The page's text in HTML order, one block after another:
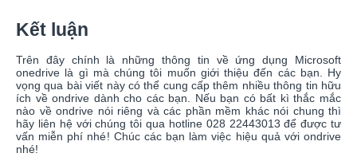
Kết luận
Trên đây chính là những thông tin về ứng dụng Microsoft
onedrive là gì mà chúng tôi muốn giới thiệu đến các bạn. Hy
vọng qua bài viết này có thể cung cấp thêm nhiều thông tin hữu
ích về ondrive dành cho các bạn. Nếu bạn có bất kì thắc mắc
nào về ondrive nói riêng và các phần mềm khác nói chung thì
hãy liên hệ với chúng tôi qua hotline 028 22443013 để được tư
vấn miễn phí nhé! Chúc các bạn làm việc hiệu quả với ondrive
nhé!